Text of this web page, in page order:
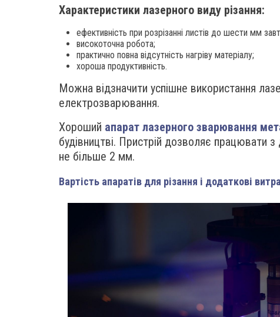
Характеристики лазерного виду різання:
ефективність при розрізанні листів до шести мм
високоточна робота;
практично повна відсутність нагріву матеріалу;
хороша продуктивність.
Можна відзначити успішне використання
електрозварювання.
Хороший апарат лазерного зварювання
будівництві. Пристрій дозволяє працювати
не більше 2 мм.
Вартість апаратів для різання і додаткові